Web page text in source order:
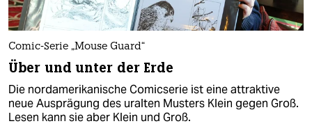
Comic-Serie „Mouse Guard“
Über und unter der Erde
Die nordamerikanische Comicserie ist eine attraktive
neue Ausprägung des uralten Musters Klein gegen Groß.
Lesen kann sie aber Klein und Groß.